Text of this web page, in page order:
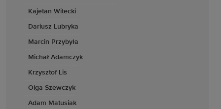
Kajetan Witecki
Dariusz Lubryka
Marcin Przybyła
Michał Adamczyk
Krzysztof Lis
Olga Szewczyk
Adam Matusiak